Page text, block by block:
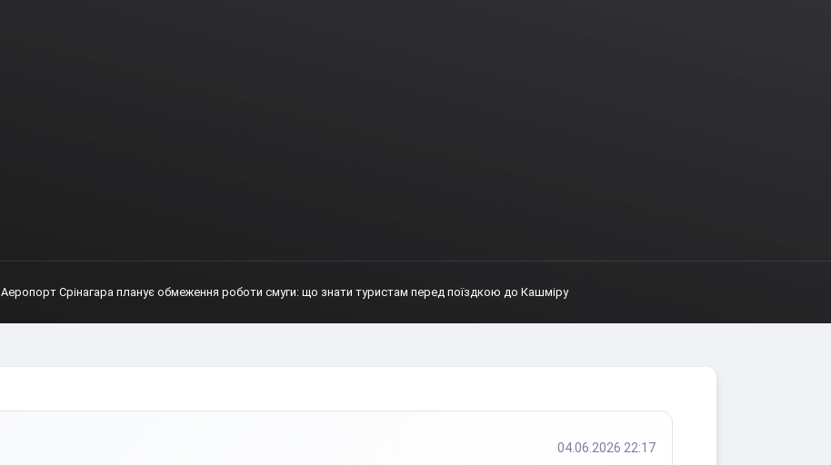
Аеропорт Срінагара планує обмеження роботи смуги: що знати туристам перед поїздкою до Кашміру
04.06.2026 22:17